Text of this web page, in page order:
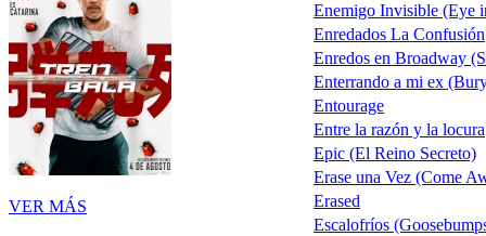
VER MÁS
Enemigo Invisible (Eye
Enredados La Confusión
Enredos en Broadway
Enterrando a mi ex
Entourage
Entre la razón y la locura
Epic (El Reino Secreto)
Erase una Vez (Come
Erased
Escalofríos